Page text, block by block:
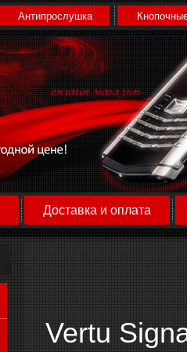
Антипрослушка
Доставка и оплата
Vertu